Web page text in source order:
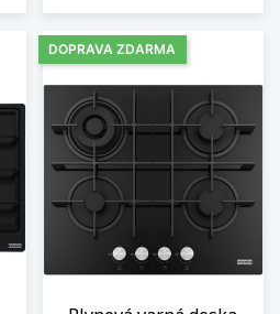
DOPRAVA ZDARMA